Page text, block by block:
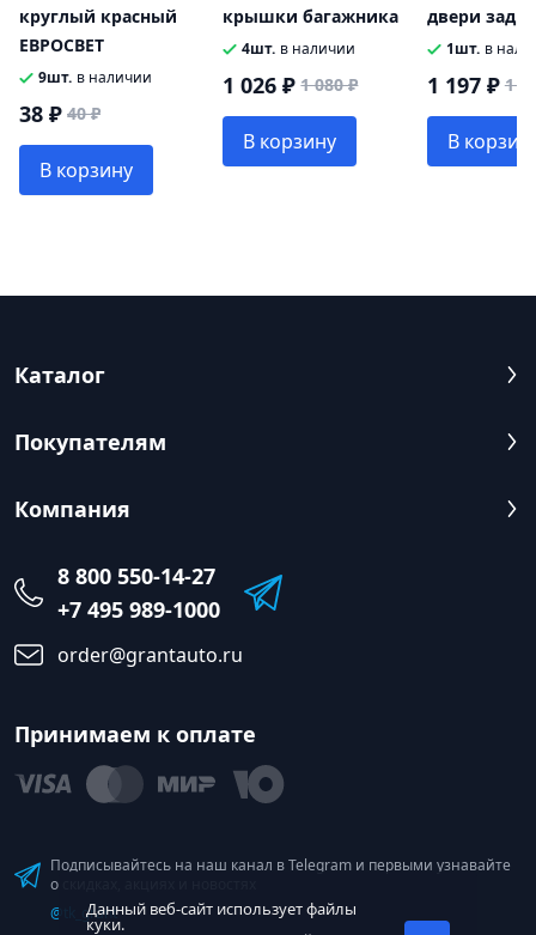
круглый красный
ЕВРОСВЕТ
9шт. в наличии
38 ₽ 40 ₽
В корзину
крышки багажника
4шт. в наличии
1 026 ₽ 1 080 ₽
В корзину
двери задка
1шт. в
1 197 ₽ 1
В
Каталог
Покупателям
Компания
8 800 550-14-27
+7 495 989-1000
order@grantauto.ru
Принимаем к оплате
Подписывайтесь на наш канал в Telegram и первыми узнавайте
о скидках, акциях и новостях
@tk_grantДанный веб-сайт использует файлы
куки.